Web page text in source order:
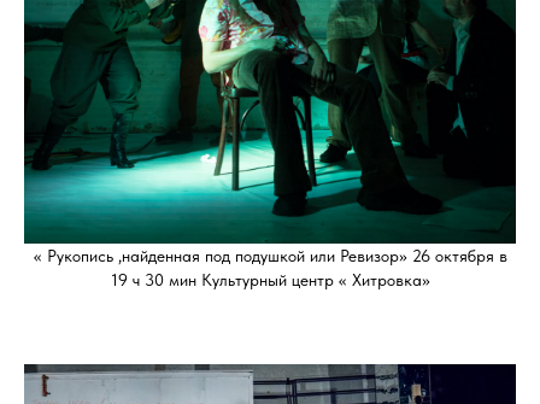
« Рукопись ,найденная под подушкой или Ревизор» 26 октября в
19 ч 30 мин Культурный центр « Хитровка»